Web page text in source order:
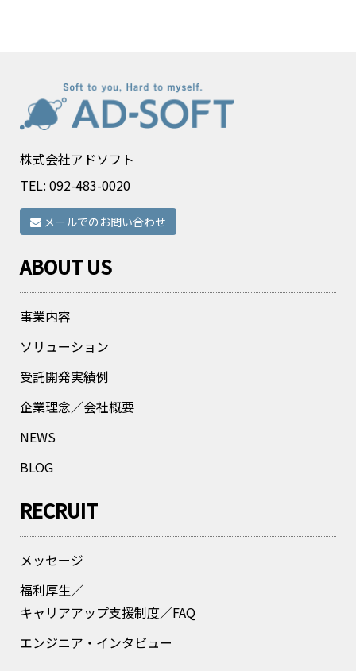
株式会社アドソフト
TEL: 092-483-0020
メールでのお問い合わせ
ABOUT US
事業内容
ソリューション
受託開発実績例
企業理念／会社概要
NEWS
BLOG
RECRUIT
メッセージ
福利厚生／
キャリアアップ支援制度／FAQ
エンジニア・インタビュー